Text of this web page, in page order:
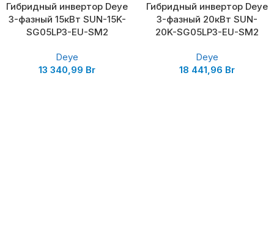
Гибридный инвертор Deye
3-фазный 15кВт SUN-15K-
SG05LP3-EU-SM2
Deye
13 340,99 Br
Гибридный инвертор Deye
3-фазный 20кВт SUN-
20K-SG05LP3-EU-SM2
Deye
18 441,96 Br